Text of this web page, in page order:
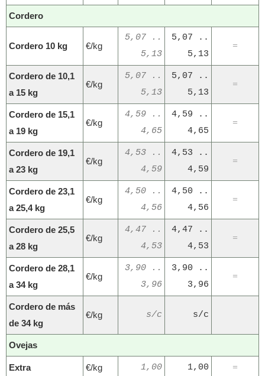
Cordero
Cordero 10 kg €/kg
5,07 ..
5,13
5,07 ..
5,13
=
Cordero de 10,1
a 15 kg
€/kg
5,07 ..
5,13
5,07 ..
5,13
=
Cordero de 15,1
a 19 kg
€/kg
4,59 ..
4,65
4,59 ..
4,65
=
Cordero de 19,1
a 23 kg
€/kg
4,53 ..
4,59
4,53 ..
4,59
=
Cordero de 23,1
a 25,4 kg
€/kg
4,50 ..
4,56
4,50 ..
4,56
=
Cordero de 25,5
a 28 kg
€/kg
4,47 ..
4,53
4,47 ..
4,53
=
Cordero de 28,1
a 34 kg
€/kg
3,90 ..
3,96
3,90 ..
3,96
=
Cordero de más
de 34 kg
€/kg s/c s/c
Ovejas
Extra €/kg 1,00 1,00 =